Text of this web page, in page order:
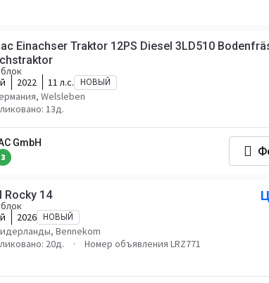
Einachser Traktor 12PS Diesel 3LD510
2022 11 л.с. НОВЫЙ
Welsleben
13д.
GmbH
3
Rocky 14
2026 НОВЫЙ
Bennekom
20д.
Номер объявления LRZ771